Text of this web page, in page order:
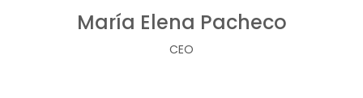
María Elena Pacheco
CEO